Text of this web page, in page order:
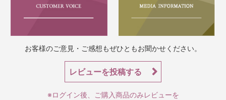
お客様のご意見・ご感想もぜひともお聞かせください。
レビューを投稿する
※ログイン後、ご購入商品のみレビューを